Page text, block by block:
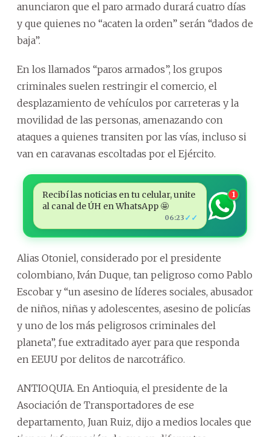
anunciaron que el paro armado durará cuatro días
y que quienes no “acaten la orden” serán “dados de
baja”.
En los llamados “paros armados”, los grupos
criminales suelen restringir el comercio, el
desplazamiento de vehículos por carreteras y la
movilidad de las personas, amenazando con
ataques a quienes transiten por las vías, incluso si
van en caravanas escoltadas por el Ejército.
Recibí las noticias en tu celular, unite
al canal de ÚH en WhatsApp 🤩
06:23 ✓✓
1
Alias Otoniel, considerado por el presidente
colombiano, Iván Duque, tan peligroso como Pablo
Escobar y “un asesino de líderes sociales, abusador
de niños, niñas y adolescentes, asesino de policías
y uno de los más peligrosos criminales del
planeta”, fue extraditado ayer para que responda
en EEUU por delitos de narcotráfico.
ANTIOQUIA. En Antioquia, el presidente de la
Asociación de Transportadores de ese
departamento, Juan Ruiz, dijo a medios locales que